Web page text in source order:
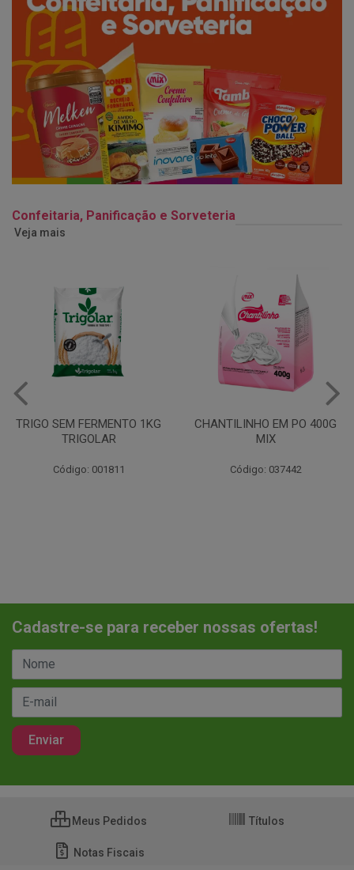
Confeitaria, Panificação e Sorveteria
Veja mais
CHANTILINHO EM PO 400G
MIX
Código: 037442
FLOCOS DE ARROZ HARALD
500GR
Código: 020044
Cadastre-se para receber nossas ofertas!
Meus Pedidos Títulos
Notas Fiscais